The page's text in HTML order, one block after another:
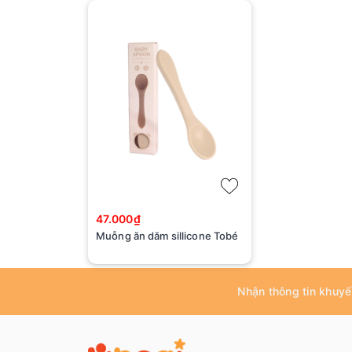
47.000₫
Muỗng ăn dăm sillicone Tobé
Nhận thông tin